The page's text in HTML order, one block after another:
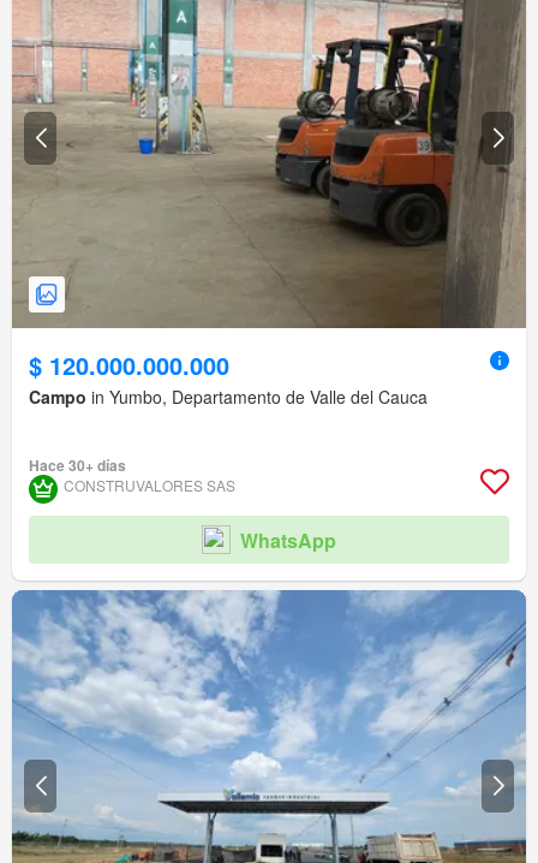
$ 120.000.000.000
Campo in Yumbo, Departamento de Valle del Cauca
Hace 30+ días
CONSTRUVALORES SAS
WhatsApp